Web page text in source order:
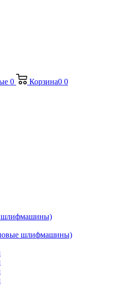
0 Корзина0 0
шлифмашины)
шлифмашины)